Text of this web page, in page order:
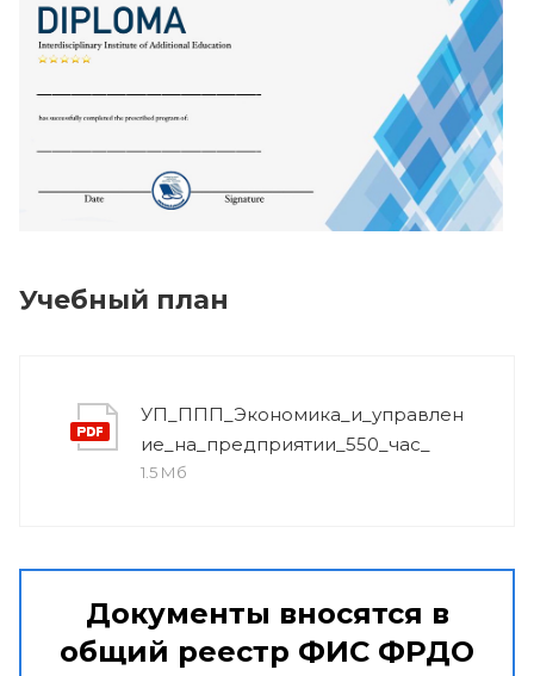
Учебный план
УП_ППП_Экономика_и_управлен
ие_на_предприятии_550_час_
1.5 Мб
Документы вносятся в
общий реестр ФИС ФРДО